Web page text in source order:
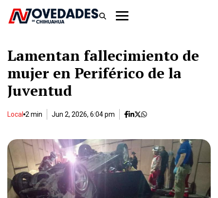
Lamentan fallecimiento de
mujer en Periférico de la
Juventud
Local 2 min Jun 2, 2026, 6:04 pm